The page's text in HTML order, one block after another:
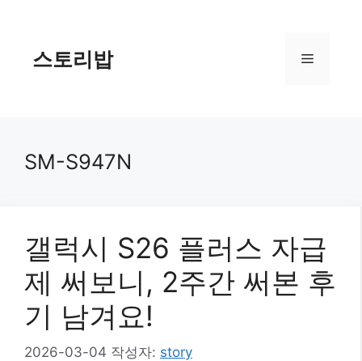
스토리밥 메
SM-S947N
갤럭시 S26 플러스 자급
제 써보니, 2주간 써본 후
기 남겨요!
2026-03-04 작성자: story